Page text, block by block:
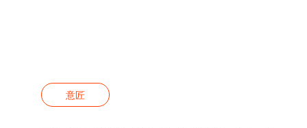
意匠